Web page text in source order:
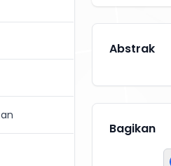
Abstrak
Bagikan